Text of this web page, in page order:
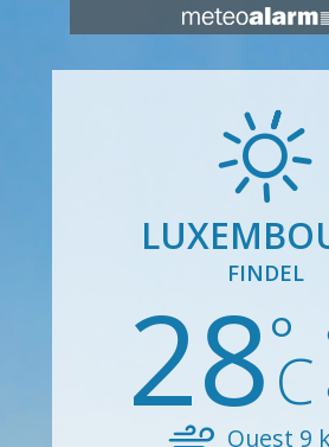
FINDEL
28
Ouest 9